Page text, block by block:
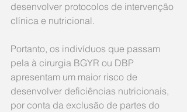
desenvolver protocolos de intervenção
clínica e nutricional.
Portanto, os indivíduos que passam
pela à cirurgia BGYR ou DBP
apresentam um maior risco de
desenvolver deficiências nutricionais,
por conta da exclusão de partes do